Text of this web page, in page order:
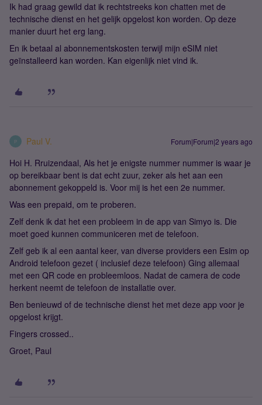
Ik had graag gewild dat ik rechtstreeks kon chatten met de
technische dienst en het gelijk opgelost kon worden. Op deze
manier duurt het erg lang.
En ik betaal al abonnementskosten terwijl mijn eSIM niet
geïnstalleerd kan worden. Kan eigenlijk niet vind ik.
P Paul V. Forum|Forum|2 years ago
Hoi H. Rruizendaal, Als het je enigste nummer nummer is waar je
op bereikbaar bent is dat echt zuur, zeker als het aan een
abonnement gekoppeld is. Voor mij is het een 2e nummer.
Was een prepaid, om te proberen.
Zelf denk ik dat het een probleem in de app van Simyo is. Die
moet goed kunnen communiceren met de telefoon.
Zelf geb ik al een aantal keer, van diverse providers een Esim op
Android telefoon gezet ( inclusief deze telefoon) Ging allemaal
met een QR code en probleemloos. Nadat de camera de code
herkent neemt de telefoon de installatie over.
Ben benieuwd of de technische dienst het met deze app voor je
opgelost krijgt.
Fingers crossed..
Groet, Paul